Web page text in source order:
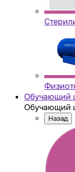
Обучающий
Обучающий
Назад